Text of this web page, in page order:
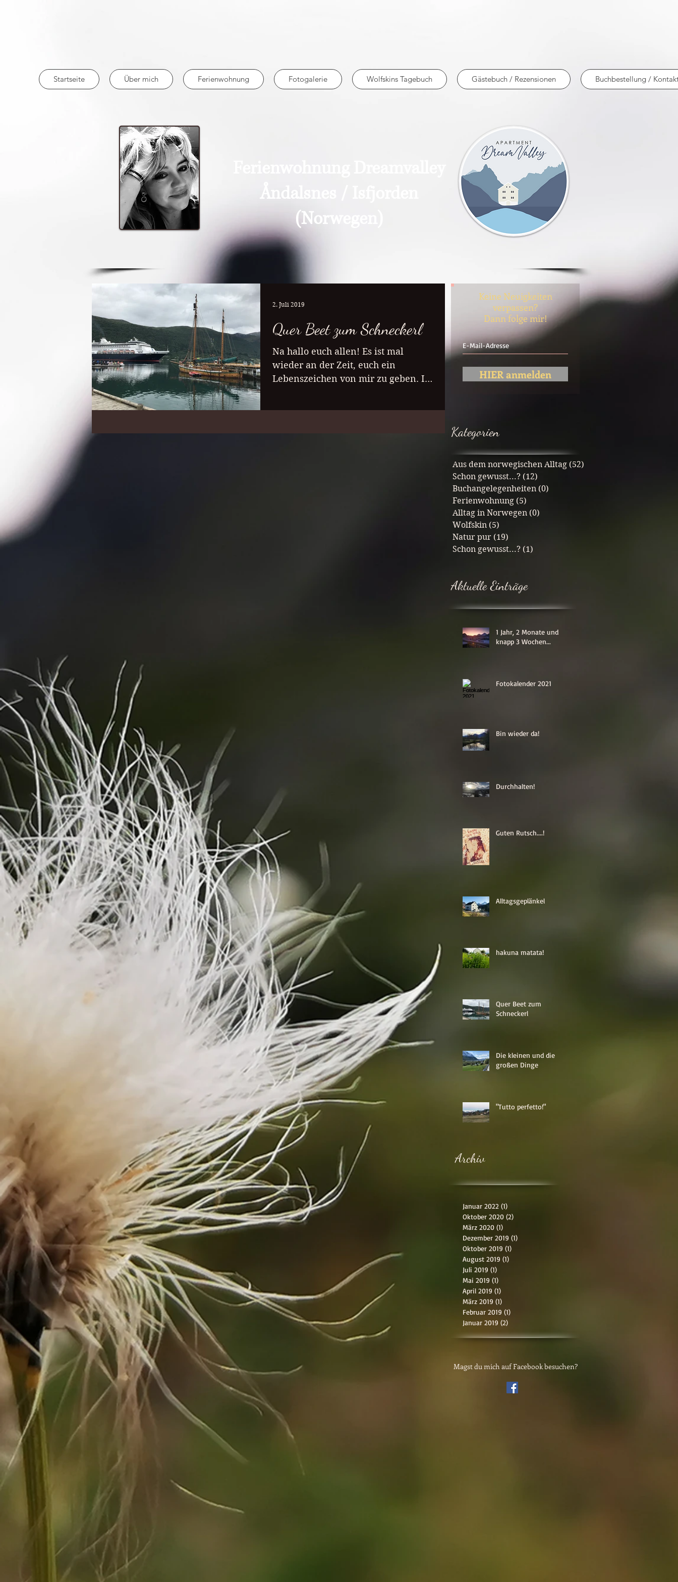
Startseite Über mich Ferienwohnung Fotogalerie Wolfskins Tagebuch Gästebuch / Rezensionen Buchbestellung /
Åndalsnes / Isfjorden
(Norwegen)
Quer Beet zum Schneckerl
Na hallo euch allen! Es ist mal
wieder an der Zeit, euch ein
Lebenszeichen von mir zu geben. In
2. Juli 2019
Keine Neuigkeiten
verpassen?
Dann folge mir!
HIER anmelden
Kategorien
Aus dem norwegischen Alltag (52)
Schon gewusst...? (12)
Buchangelegenheiten (0)
Ferienwohnung (5)
Alltag in Norwegen (0)
Wolfskin (5)
Natur pur (19)
Schon gewusst...? (1)
Aktuelle Einträge
1 Jahr, 2 Monate und
knapp 3 Wochen...
Fotokalender 2021
Bin wieder da!
Durchhalten!
Guten Rutsch....!
Alltagsgeplänkel
hakuna matata!
Quer Beet zum
Schneckerl
Die kleinen und die
großen Dinge
"Tutto perfetto!"
Archiv
Januar 2022 (1)
Oktober 2020 (2)
März 2020 (1)
Dezember 2019 (1)
Oktober 2019 (1)
August 2019 (1)
Juli 2019 (1)
Mai 2019 (1)
April 2019 (1)
März 2019 (1)
Februar 2019 (1)
Januar 2019 (2)
Magst du mich auf Facebook besuchen?